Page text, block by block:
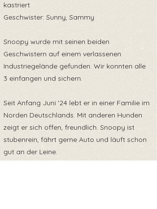
kastriert
Geschwister: Sunny, Sammy
Snoopy wurde mit seinen beiden
Geschwistern auf einem verlassenen
Industriegelände gefunden. Wir konnten alle
3 einfangen und sichern.
Seit Anfang Juni '24 lebt er in einer Familie im
Norden Deutschlands. Mit anderen Hunden
zeigt er sich offen, freundlich. Snoopy ist
stubenrein, fährt gerne Auto und läuft schon
gut an der Leine.